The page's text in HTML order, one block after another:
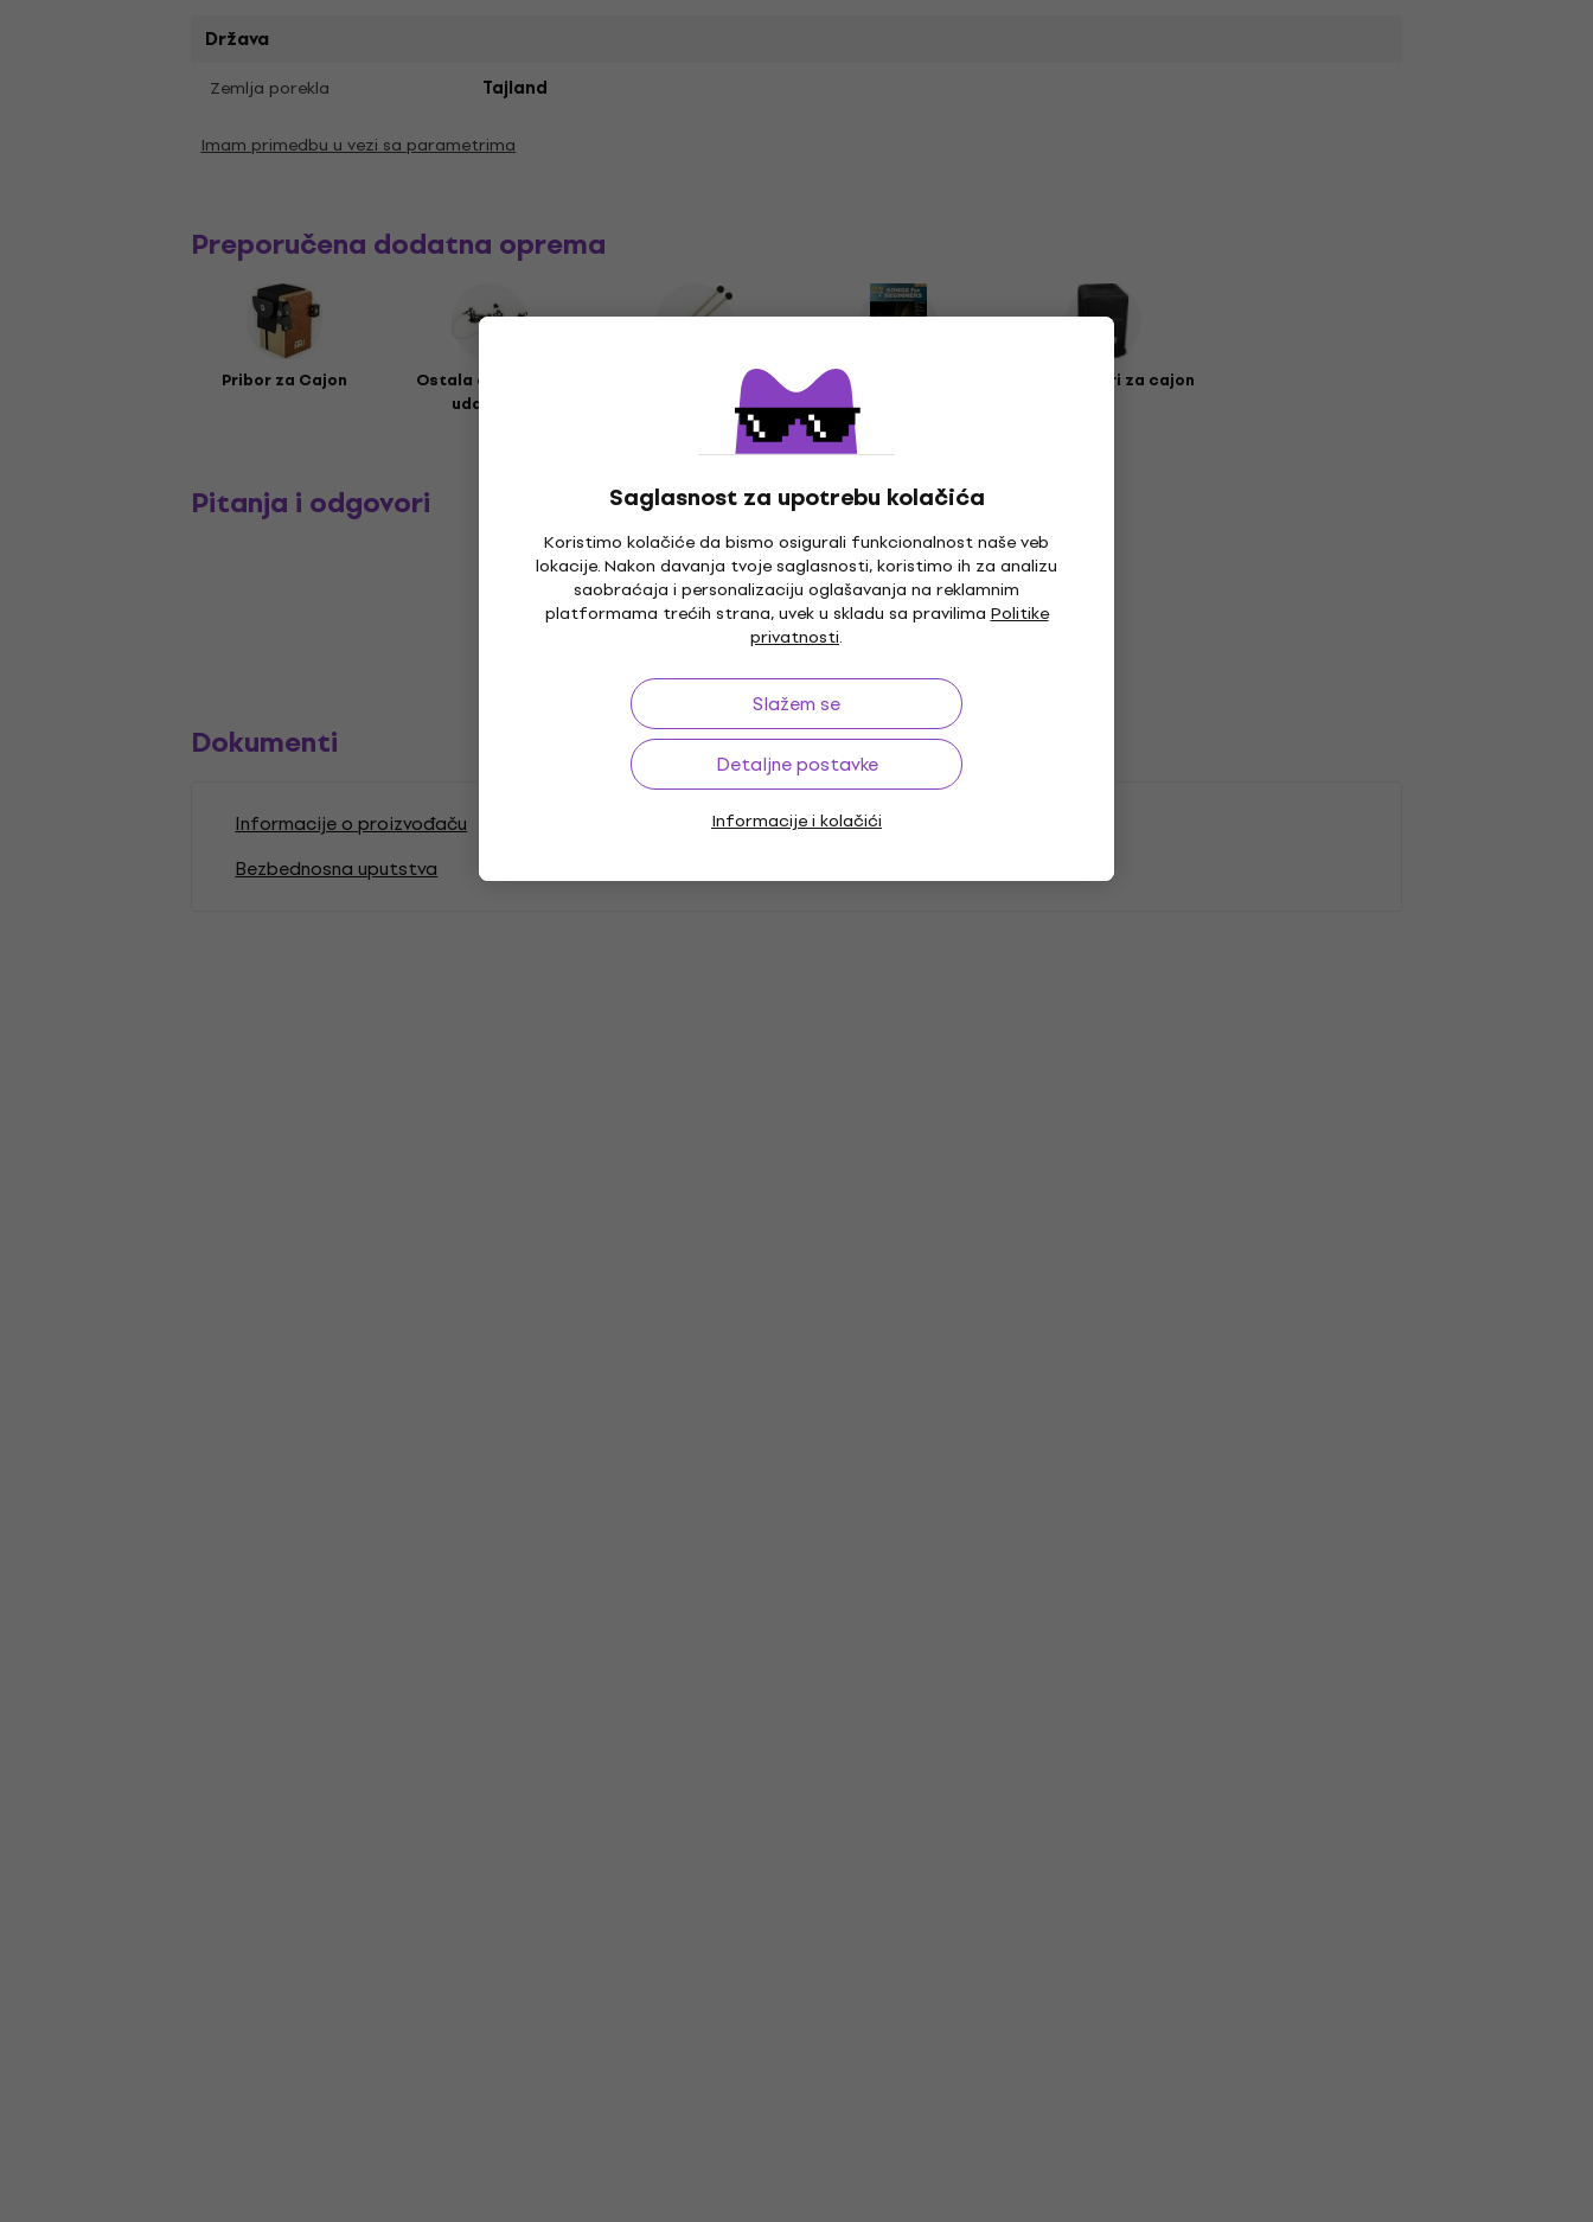
Saglasnost za upotrebu kolačića
Koristimo kolačiće da bismo osigurali funkcionalnost naše veb
lokacije. Nakon davanja tvoje saglasnosti, koristimo ih za analizu
saobraćaja i personalizaciju oglašavanja na reklamnim
platformama trećih strana, uvek u skladu sa pravilima Politike
privatnosti.
Slažem se
Detaljne postavke
Informacije i kolačići
Država
Zemlja porekla Tajland
Imam primedbu u vezi sa parametrima
Preporučena dodatna oprema
Pribor za Cajon
Ostala oprema za
udaraljke
Palice za udaraljke Note za udaraljke Torbe i koferi za cajon
Pitanja i odgovori
Dokumenti
Informacije o proizvođaču
Bezbednosna uputstva